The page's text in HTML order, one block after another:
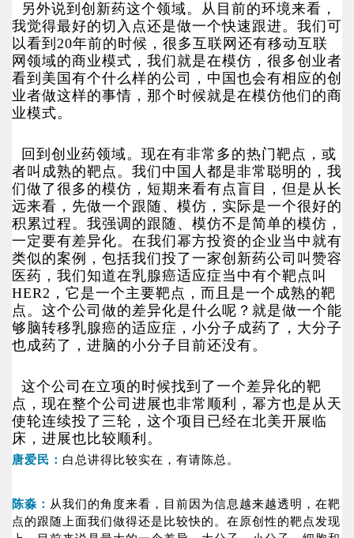
另外说到创新药这个领域。从目前的环境来看，
我觉得最好的切入点还是做一个快速跟进。我们可
以看到20年前的时候，很多互联网还有移动互联
网领域的商业模式，我们就是在模仿，很多创业者
看到美国有个什么样的公司，中国也会有相应的创
业者做这样的事情，那个时候就是在模仿他们的商
业模式。
回到创业药领域。现在有非常多的热门靶点，或
者叫成熟的靶点。我们中国人都是非常聪明的，我
们做了很多的模仿，短期来看有点盲目，但是从长
远来看，先做一个跟随、模仿，实际是一个很好的
积累过程。我强调的跟随、模仿不是简单的模仿，
一定要有差异化。在我们幂方投资的企业当中就有
类似的案例，包括我们投了一家创新药公司叫赞容
医药，我们知道在乳腺癌适应症当中有个靶点叫
HER2，它是一个主要靶点，而且是一个成熟的靶
点。这个公司做的差异化是什么呢？就是做一个能
够脑转移乳腺癌的适应症，小分子成药了，大分子
也成药了，进脑的小分子目前还没有。
这个公司在立项的时候找到了一个差异化的靶
点，现在整个公司进展也非常顺利，幂方也是从天
使轮连续投了三轮，这个项目已经在北美开展临
床，进展也比较顺利。
唐爱民： 白总讲得比较实在，有请陈总。
陈淼： 从我们的角度来看，目前因为信息越来越透明，在靶
点的跟随上面我们做得还是比较快的。在原创性的靶点发现